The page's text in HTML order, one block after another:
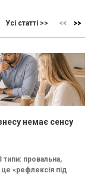
Усі статті >>
немає сенсу
типи: провальна,
«рефлексія під